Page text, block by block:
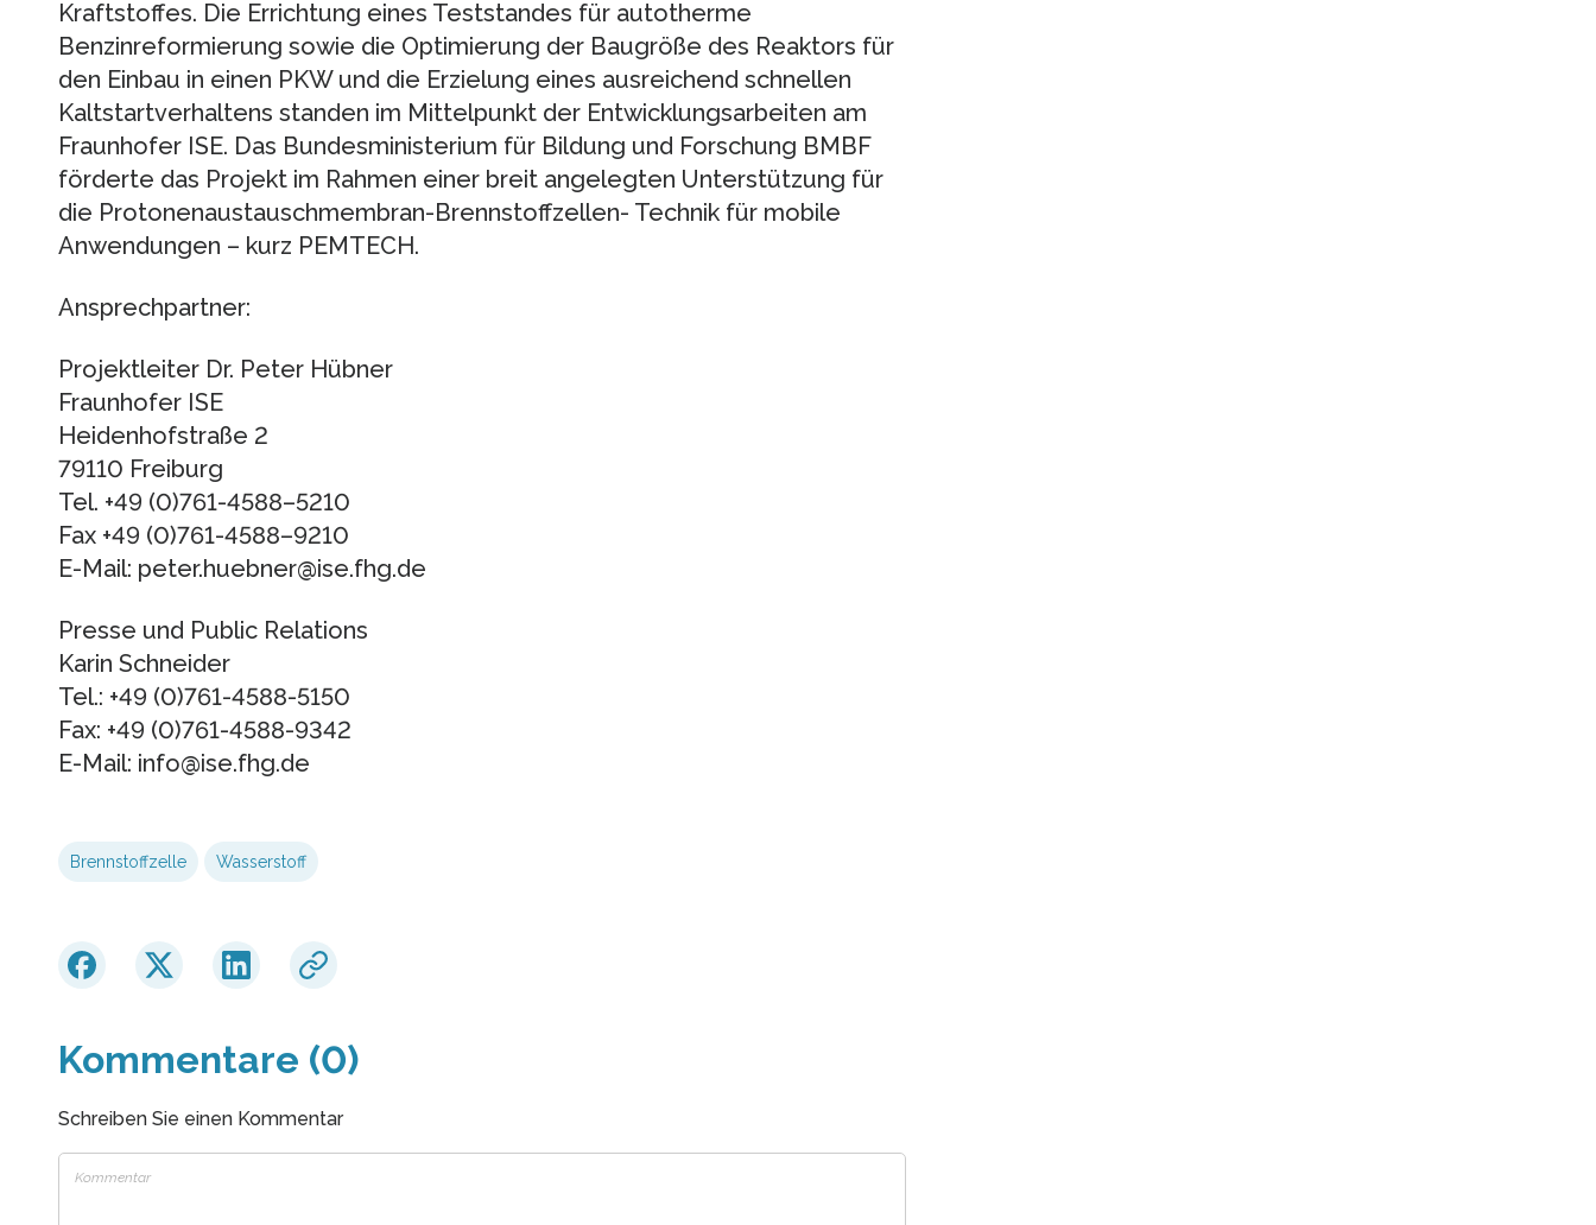
Kraftstoffes. Die Errichtung eines Teststandes für autotherme
Benzinreformierung sowie die Optimierung der Baugröße des Reaktors für
den Einbau in einen PKW und die Erzielung eines ausreichend schnellen
Kaltstartverhaltens standen im Mittelpunkt der Entwicklungsarbeiten am
Fraunhofer ISE. Das Bundesministerium für Bildung und Forschung BMBF
förderte das Projekt im Rahmen einer breit angelegten Unterstützung für
die Protonenaustauschmembran-Brennstoffzellen- Technik für mobile
Anwendungen – kurz PEMTECH.
Ansprechpartner:
Projektleiter Dr. Peter Hübner
Fraunhofer ISE
Heidenhofstraße 2
79110 Freiburg
Tel. +49 (0)761-4588–5210
Fax +49 (0)761-4588–9210
E-Mail: peter.huebner@ise.fhg.de
Presse und Public Relations
Karin Schneider
Tel.: +49 (0)761-4588-5150
Fax: +49 (0)761-4588-9342
E-Mail: info@ise.fhg.de
Brennstoffzelle Wasserstoff
Kommentare (0)
Schreiben Sie einen Kommentar